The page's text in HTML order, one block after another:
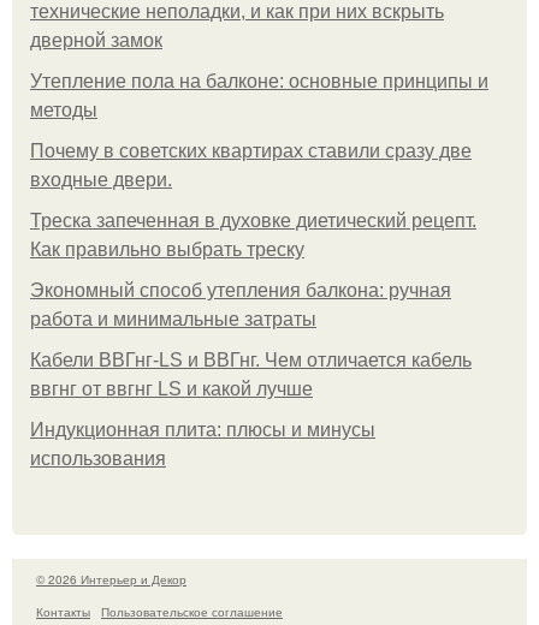
технические неполадки, и как при них вскрыть
дверной замок
Утепление пола на балконе: основные принципы и
методы
Почему в советских квартирах ставили сразу две
входные двери.
Треска запеченная в духовке диетический рецепт.
Как правильно выбрать треску
Экономный способ утепления балкона: ручная
работа и минимальные затраты
Кабели ВВГнг-LS и ВВГнг. Чем отличается кабель
ввгнг от ввгнг LS и какой лучше
Индукционная плита: плюсы и минусы
использования
© 2026 Интерьер и Декор
Контакты
Пользовательское соглашение